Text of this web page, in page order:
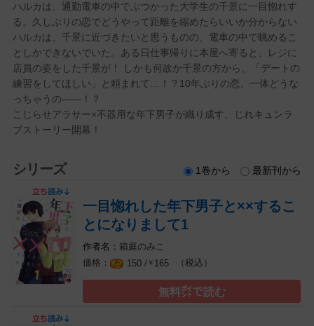
ハルカは、通勤電車の中でぶつかった大学生の千景に一目惚れす
る。久しぶりの恋でどうやって距離を縮めたらいいか分からない
ハルカは、千景に近づきたいと思うものの、電車の中で眺めるこ
としかできないでいた。ある日仕事帰りに本屋へ寄ると、レジに
店員の姿をした千景が！ しかも何故か千景の方から、「デートの
練習をしてほしい」と頼まれて…！？10年ぶりの恋、一体どうな
っちゃうの――！？
こじらせアラサー×不器用な年下男子が織り成す、じれキュンラ
ブストーリー開幕！
シリーズ 1巻から 最新刊から
一目惚れした年下男子と××するこ
とになりまして1
箱庭のみこ
150 /￥ 165 （税込）
無料㌽で読む